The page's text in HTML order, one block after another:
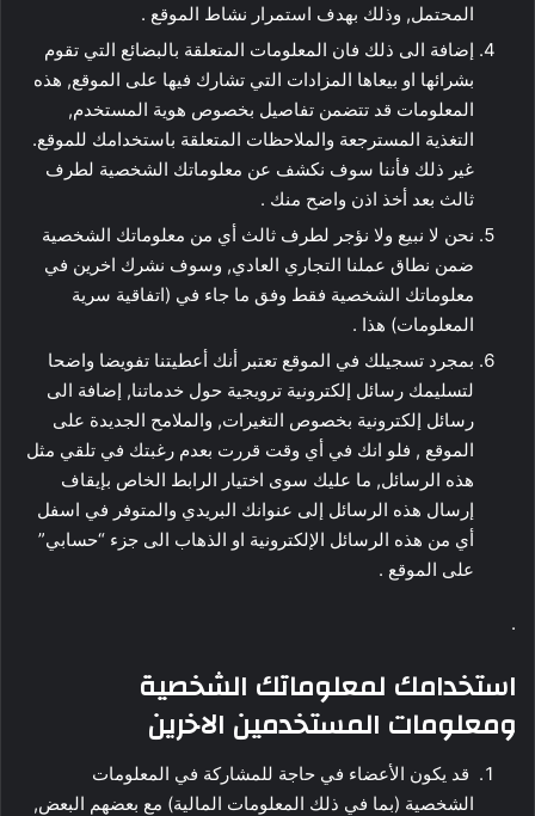
المحتمل, وذلك بهدف استمرار نشاط الموقع .
إضافة الى ذلك فان المعلومات المتعلقة بالبضائع التي تقوم
بشرائها او بيعاها المزادات التي تشارك فيها على الموقع, هذه
المعلومات قد تتضمن تفاصيل بخصوص هوية المستخدم,
التغذية المسترجعة والملاحظات المتعلقة باستخدامك للموقع.
غير ذلك فأننا سوف نكشف عن معلوماتك الشخصية لطرف
ثالث بعد أخذ اذن واضح منك .
نحن لا نبيع ولا نؤجر لطرف ثالث أي من معلوماتك الشخصية
ضمن نطاق عملنا التجاري العادي, وسوف نشرك اخرين في
معلوماتك الشخصية فقط وفق ما جاء في (اتفاقية سرية
المعلومات) هذا .
بمجرد تسجيلك في الموقع تعتبر أنك أعطيتنا تفويضا واضحا
لتسليمك رسائل إلكترونية ترويجية حول خدماتنا, إضافة الى
رسائل إلكترونية بخصوص التغيرات, والملامح الجديدة على
الموقع , فلو انك في أي وقت قررت بعدم رغبتك في تلقي مثل
هذه الرسائل, ما عليك سوى اختيار الرابط الخاص بإيقاف
إرسال هذه الرسائل إلى عنوانك البريدي والمتوفر في اسفل
أي من هذه الرسائل الإلكترونية او الذهاب الى جزء “حسابي”
على الموقع .
.
استخدامك لمعلوماتك الشخصية
ومعلومات المستخدمين الاخرين
قد يكون الأعضاء في حاجة للمشاركة في المعلومات
الشخصية (بما في ذلك المعلومات المالية) مع بعضهم البعض,